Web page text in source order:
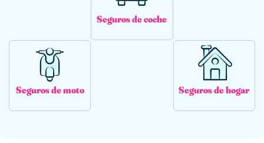
Seguros de coche
Seguros de moto Seguros de hogar